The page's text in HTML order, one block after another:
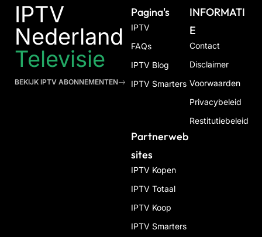
IPTV
Nederland
Televisie
BEKIJK IPTV ABONNEMENTEN
Pagina's
IPTV
FAQs
IPTV Blog
IPTV Smarters
INFORMATI
E
Contact
Disclaimer
Voorwaarden
Privacybeleid
Restitutiebeleid
Partnerweb
Sites
IPTV Kopen
IPTV Totaal
IPTV Koop
IPTV Smarters